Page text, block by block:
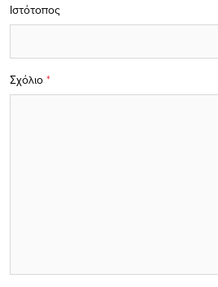
Σχόλιο *
Ιστότοπος